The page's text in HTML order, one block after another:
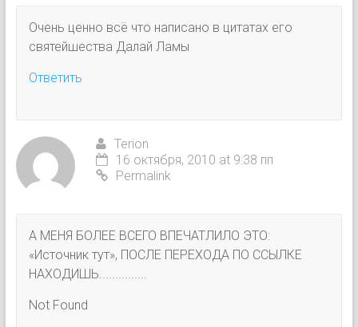
Очень ценно всё что написано в цитатах его
святейшества Далай Ламы
Ответить
Terion
16 октября, 2010 at 9:38 пп
Permalink
А МЕНЯ БОЛЕЕ ВСЕГО ВПЕЧАТЛИЛО ЭТО:
«Источник тут», ПОСЛЕ ПЕРЕХОДА ПО ССЫЛКЕ
НАХОДИШЬ...............
Not Found